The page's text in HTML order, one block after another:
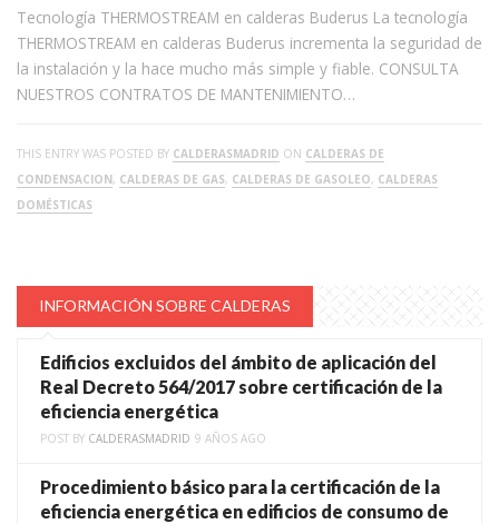
Tecnología THERMOSTREAM en calderas Buderus La tecnología
THERMOSTREAM en calderas Buderus incrementa la seguridad de
la instalación y la hace mucho más simple y fiable. CONSULTA
NUESTROS CONTRATOS DE MANTENIMIENTO…
THIS ENTRY WAS POSTED BY CALDERASMADRID ON CALDERAS DE
CONDENSACION, CALDERAS DE GAS, CALDERAS DE GASOLEO, CALDERAS
DOMÉSTICAS
INFORMACIÓN SOBRE CALDERAS
Edificios excluidos del ámbito de aplicación del
Real Decreto 564/2017 sobre certificación de la
eficiencia energética
POST BY CALDERASMADRID 9 AÑOS AGO
Procedimiento básico para la certificación de la
eficiencia energética en edificios de consumo de